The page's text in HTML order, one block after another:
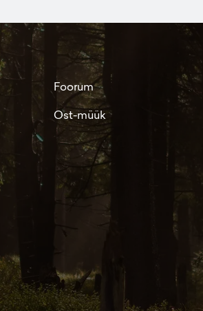
Foorum
Ost-müük